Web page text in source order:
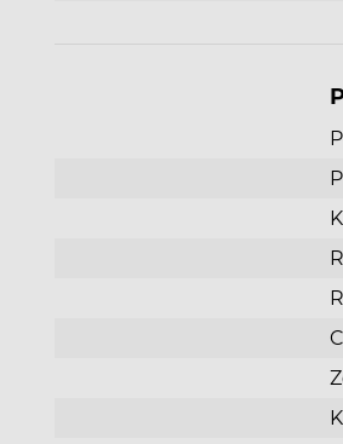
Zapomnij o uciążliwym
rozmrażanie chłodziarki
czasochłonne. Dzięki
ze swojej listy zadań.
zimnego powietrza
tylnej ściance lodówki nie
zamrażarki można zawsze
warstwy lodu. Funkcja
powstawaniu lodu, ale
ręcznego rozmrażania.
rozmrażania odchodzą do